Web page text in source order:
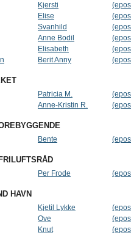
Kjersti
Elise
Svanhild
Anne Bodil
Elisabeth
Berit Anny
Patricia M.
Anne-Kristin R.
Bente
Per Frode
HAVN
Kjetil Lykke
Ove
Knut